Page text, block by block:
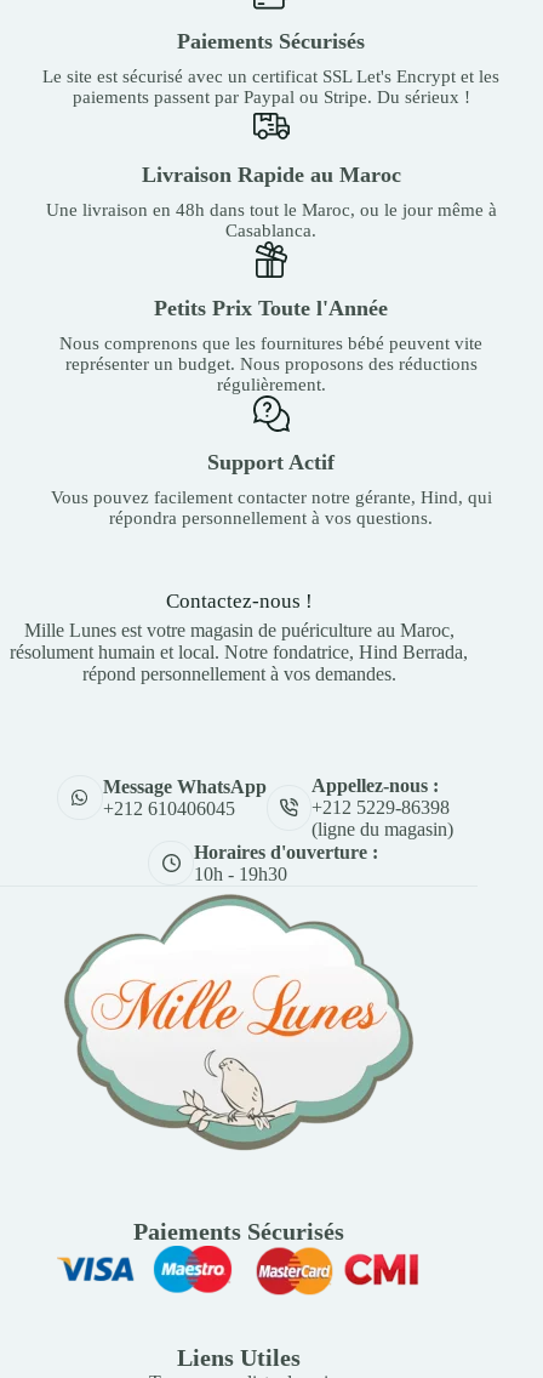
Paiements Sécurisés
Le site est sécurisé avec un certificat SSL Let's Encrypt et les
paiements passent par Paypal ou Stripe. Du sérieux !
Livraison Rapide au Maroc
Une livraison en 48h dans tout le Maroc, ou le jour même à
Casablanca.
Petits Prix Toute l'Année
Nous comprenons que les fournitures bébé peuvent vite
représenter un budget. Nous proposons des réductions
régulièrement.
Support Actif
Vous pouvez facilement contacter notre gérante, Hind, qui
répondra personnellement à vos questions.
Contactez-nous !
Mille Lunes est votre magasin de puériculture au Maroc,
résolument humain et local. Notre fondatrice, Hind Berrada,
répond personnellement à vos demandes.
Message WhatsApp
+212 610406045
Appellez-nous :
+212 5229-86398
(ligne du magasin)
Horaires d'ouverture :
10h - 19h30
Paiements Sécurisés
Liens Utiles